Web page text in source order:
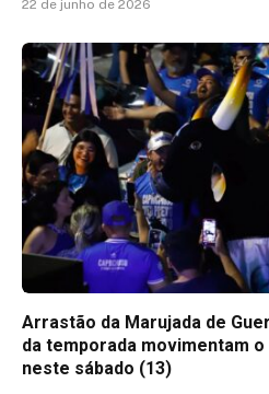
22 de junho de 2026
Arrastão da Marujada de
da temporada movimentam
neste sábado (13)